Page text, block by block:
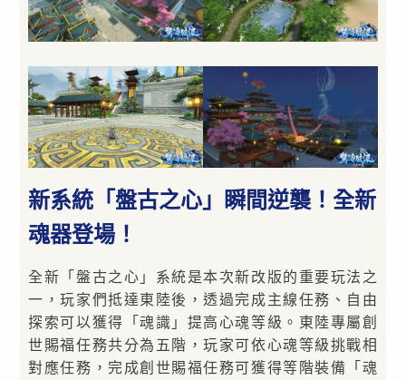
新系統「盤古之心」瞬間逆襲！全新
魂器登場！
全新「盤古之心」系統是本次新改版的重要玩法之
一，玩家們抵達東陸後，透過完成主線任務、自由
探索可以獲得「魂識」提高心魂等級。東陸專屬創
世賜福任務共分為五階，玩家可依心魂等級挑戰相
對應任務，完成創世賜福任務可獲得等階裝備「魂